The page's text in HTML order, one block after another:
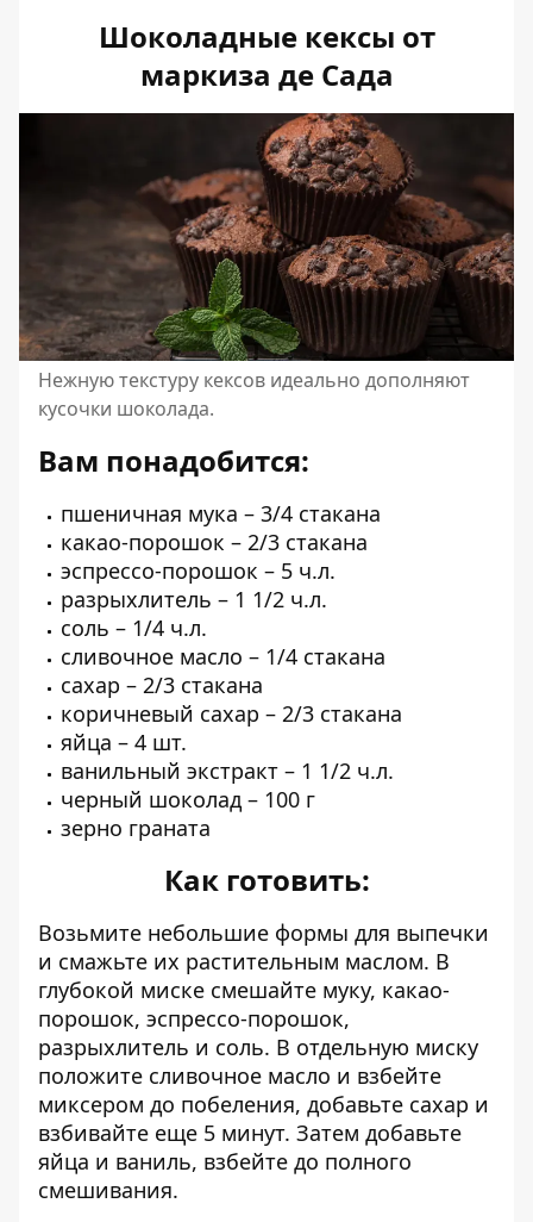
Шоколадные кексы от
маркиза де Сада
Нежную текстуру кексов идеально дополняют
кусочки шоколада.
Вам понадобится:
пшеничная мука – 3/4 стакана
какао-порошок – 2/3 стакана
эспрессо-порошок – 5 ч.л.
разрыхлитель – 1 1/2 ч.л.
соль – 1/4 ч.л.
сливочное масло – 1/4 стакана
сахар – 2/3 стакана
коричневый сахар – 2/3 стакана
яйца – 4 шт.
ванильный экстракт – 1 1/2 ч.л.
черный шоколад – 100 г
зерно граната
Как готовить:
Возьмите небольшие формы для выпечки
и смажьте их растительным маслом. В
глубокой миске смешайте муку, какао-
порошок, эспрессо-порошок,
разрыхлитель и соль. В отдельную миску
положите сливочное масло и взбейте
миксером до побеления, добавьте сахар и
взбивайте еще 5 минут. Затем добавьте
яйца и ваниль, взбейте до полного
смешивания.